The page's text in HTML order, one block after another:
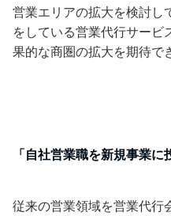
営業エリアの拡大を検討し
をしている営業代行サービ
果的な商圏の拡大を期待で
「自社営業職を新規事業に
従来の営業領域を営業代行